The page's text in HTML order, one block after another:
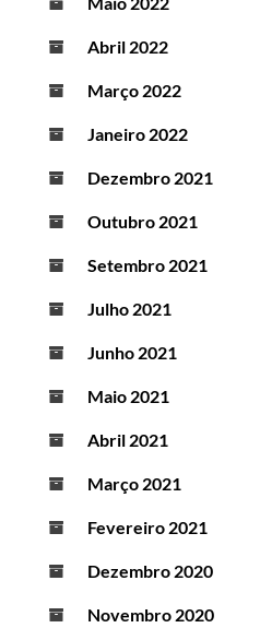
Abril 2022
Março 2022
Janeiro 2022
Dezembro 2021
Outubro 2021
Setembro 2021
Julho 2021
Junho 2021
Maio 2021
Abril 2021
Março 2021
Fevereiro 2021
Dezembro 2020
Novembro 2020